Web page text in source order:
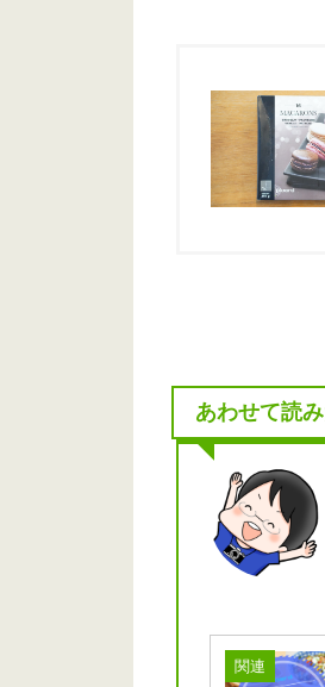
あわせて読
関連